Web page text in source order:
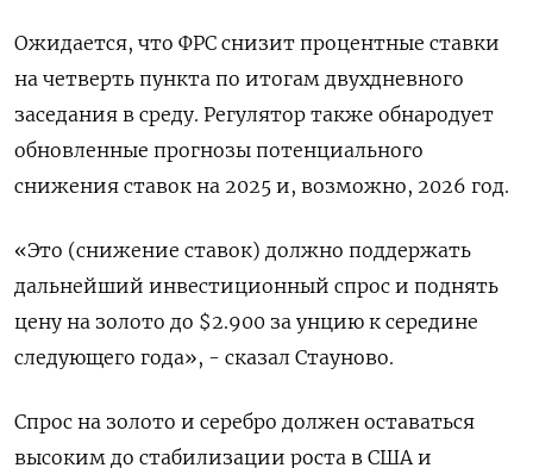
Ожидается, что ФРС снизит процентные ставки
на четверть пункта по итогам двухдневного
заседания в среду. Регулятор также обнародует
обновленные прогнозы потенциального
снижения ставок на 2025 и, возможно, 2026 год.
«Это (снижение ставок) должно поддержать
дальнейший инвестиционный спрос и поднять
цену на золото до $2.900 за унцию к середине
следующего года», - сказал Стауново.
Спрос на золото и серебро должен оставаться
высоким до стабилизации роста в США и